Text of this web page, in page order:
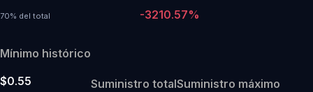
70% del total -3210.57%
Mínimo histórico
$0.55
Suministro totalSuministro máximo